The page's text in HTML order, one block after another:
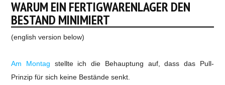
WARUM EIN FERTIGWARENLAGER DEN
BESTAND MINIMIERT
(english version below)
Am Montag stellte ich die Behauptung auf, dass das Pull-
Prinzip für sich keine Bestände senkt.